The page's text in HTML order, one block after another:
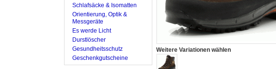
Weitere Variationen wählen
Schlafsäcke & Isomatten
Orientierung, Optik &
Messgeräte
Es werde Licht
Durstlöscher
Gesundheitsschutz
Geschenkgutscheine